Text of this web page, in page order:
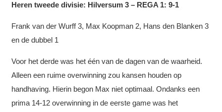
Heren tweede divisie: Hilversum 3 – REGA 1: 9-1
Frank van der Wurff 3, Max Koopman 2, Hans den Blanken 3
en de dubbel 1
Voor het derde was het één van de dagen van de waarheid.
Alleen een ruime overwinning zou kansen houden op
handhaving. Hierin begon Max niet optimaal. Ondanks een
prima 14-12 overwinning in de eerste game was het